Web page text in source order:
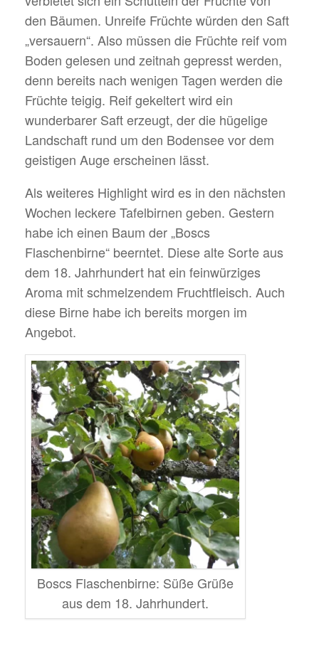
den Bäumen. Unreife Früchte würden den Saft
„versauern“. Also müssen die Früchte reif vom
Boden gelesen und zeitnah gepresst werden,
denn bereits nach wenigen Tagen werden die
Früchte teigig. Reif gekeltert wird ein
wunderbarer Saft erzeugt, der die hügelige
Landschaft rund um den Bodensee vor dem
geistigen Auge erscheinen lässt.
Als weiteres Highlight wird es in den nächsten
Wochen leckere Tafelbirnen geben. Gestern
habe ich einen Baum der „Boscs
Flaschenbirne“ beerntet. Diese alte Sorte aus
dem 18. Jahrhundert hat ein feinwürziges
Aroma mit schmelzendem Fruchtfleisch. Auch
diese Birne habe ich bereits morgen im
Angebot.
Boscs Flaschenbirne: Süße Grüße
aus dem 18. Jahrhundert.